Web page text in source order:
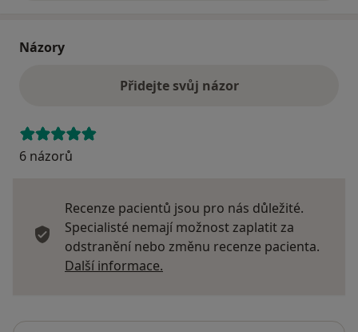
Názory
Přidejte svůj názor
6 názorů
Recenze pacientů jsou pro nás důležité.
Specialisté nemají možnost zaplatit za
odstranění nebo změnu recenze pacienta.
Další informace.